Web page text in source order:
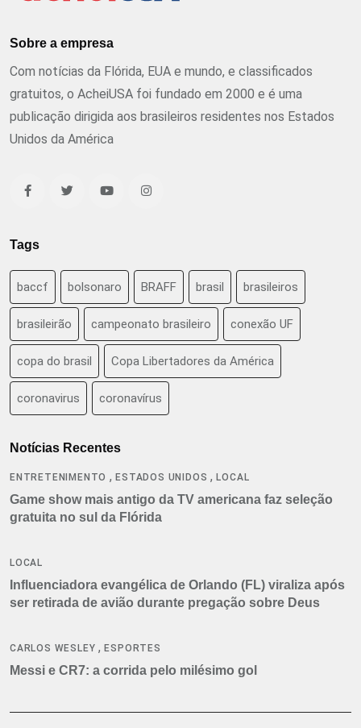
Sobre a empresa
Com notícias da Flórida, EUA e mundo, e classificados
gratuitos, o AcheiUSA foi fundado em 2000 e é uma
publicação dirigida aos brasileiros residentes nos Estados
Unidos da América
Tags
baccf bolsonaro BRAFF brasil brasileiros
brasileirão campeonato brasileiro conexão UF
copa do brasil Copa Libertadores da América
coronavirus coronavírus
Notícias Recentes
ENTRETENIMENTO ,ESTADOS UNIDOS ,LOCAL
Game show mais antigo da TV americana faz seleção
gratuita no sul da Flórida
LOCAL
Influenciadora evangélica de Orlando (FL) viraliza após
ser retirada de avião durante pregação sobre Deus
CARLOS WESLEY ,ESPORTES
Messi e CR7: a corrida pelo milésimo gol